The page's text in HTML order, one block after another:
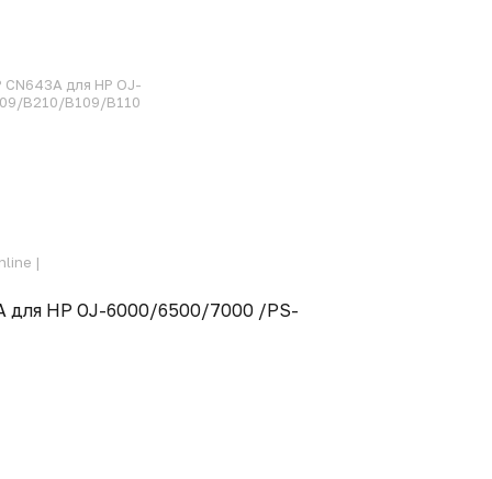
для HP OJ-
B210/B109/B110
|
для HP OJ-6000/6500/7000 /PS-